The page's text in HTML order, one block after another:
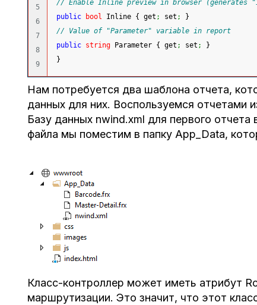
5
6
7
8
// Enable Inline preview in browser (generates
public
bool Inline { get ; set ;
}
// Value of "Parameter" variable in report
public string Parameter { get ; set ;
}
}
Нам потребуется два шаблона отчета,
данных для них. Воспользуемся отчетами
Базу данных nwind.xml для первого
файла мы поместим в папку App_Data,
Класс-контроллер может иметь атрибут
маршрутизации. Это значит, что этот